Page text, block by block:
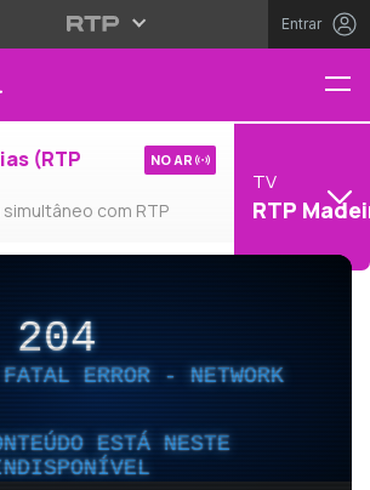
Entrar
(RTP
com RTP
NO AR
TV
RTP
204
ERROR - NETWORK
ESTÁ NESTE